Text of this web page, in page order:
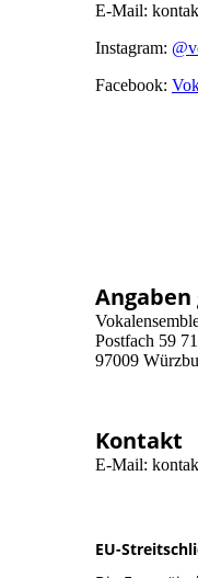
E-Mail:
Instagram:
Facebook:
Angaben
Postfach 59 71
97009
Kontakt
E-Mail:
EU-